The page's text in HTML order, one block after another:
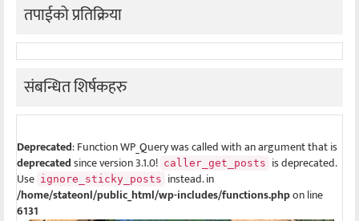
तपाईको प्रतिक्रिया
संबन्धित शिर्षकहरु
Deprecated: Function WP_Query was called with an argument that is
deprecatedsince version 3.1.0! caller_get_posts is deprecated.
Use ignore_sticky_posts instead. in
/home/stateonl/public_html/wp-includes/functions.phpon line
6131